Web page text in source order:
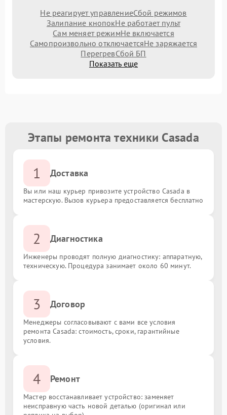
Не реагирует управлениеСбой режимов
Залипание кнопокНе работает пульт
Сам меняет режимНе включается
Самопроизвольно отключаетсяНе заряжается
ПерегревСбой БП
Показать еще
Этапы ремонта техники Casada
1 Доставка
Вы или наш курьер привозите устройство Casada в
мастерскую. Вызов курьера предоставляется бесплатно
2 Диагностика
Инженеры проводят полную диагностику: аппаратную,
техническую. Процедура занимает около 60 минут.
3 Договор
Менеджеры согласовывают с вами все условия
ремонта Casada: стоимость, сроки, гарантийные
условия.
4 Ремонт
Мастер восстанавливает устройство: заменяет
неисправную часть новой деталью (оригинал или